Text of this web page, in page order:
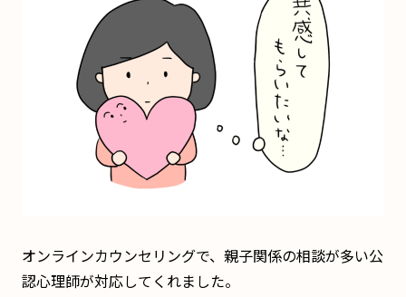
オンラインカウンセリングで、親子関係の相談が多い公
認心理師が対応してくれました。